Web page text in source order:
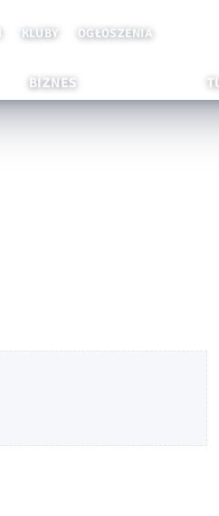
KLUBY OGŁOSZENIA
BIZNES